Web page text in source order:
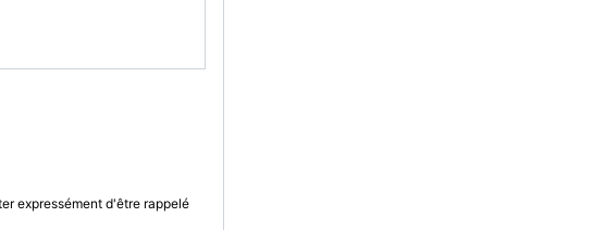
expressément d'être rappelé